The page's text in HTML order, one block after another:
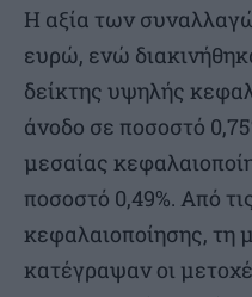
Η αξία των
ευρώ, ενώ
δείκτης υψηλής
άνοδο σε ποσοστό
μεσαίας
ποσοστό 0,49%. Από
κεφαλαιοποίησης, τη
κατέγραψαν οι